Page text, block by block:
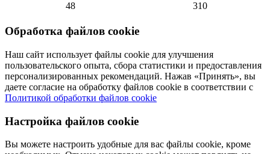
48
310
Обработка файлов cookie
Наш сайт использует файлы cookie для улучшения
пользовательского опыта, сбора статистики и предоставления
персонализированных рекомендаций. Нажав «Принять», вы
даете согласие на обработку файлов cookie в соответствии с
Политикой обработки файлов cookie
Настройка файлов cookie
Вы можете настроить удобные для вас файлы cookie, кроме